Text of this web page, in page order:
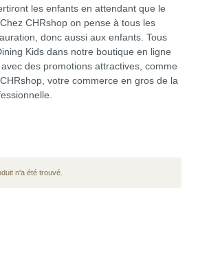
les enfants en attendant que le
CHRshop on pense à tous les
donc aussi aux enfants. Tous
Kids dans notre boutique en ligne
des promotions attractives, comme
votre commerce en gros de la
n'a été trouvé.